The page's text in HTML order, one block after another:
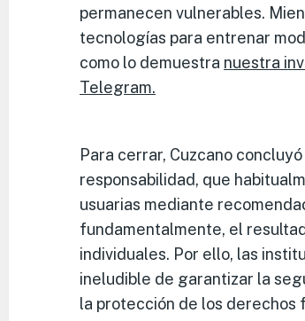
permanecen vulnerables.
tecnologías para entrenar
como lo demuestra nuestra
Telegram.
Para cerrar, Cuzcano
responsabilidad, que
usuarias mediante
fundamentalmente, el
individuales. Por ello, las
ineludible de garantizar la
la protección de los